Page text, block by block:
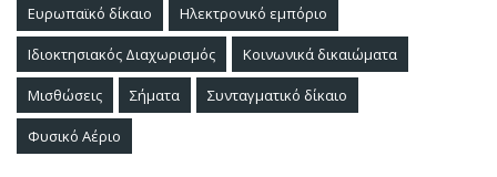
Ευρωπαϊκό δίκαιο Ηλεκτρονικό εμπόριο
Ιδιοκτησιακός Διαχωρισμός Κοινωνικά δικαιώματα
Μισθώσεις Σήματα Συνταγματικό δίκαιο
Φυσικό Αέριο